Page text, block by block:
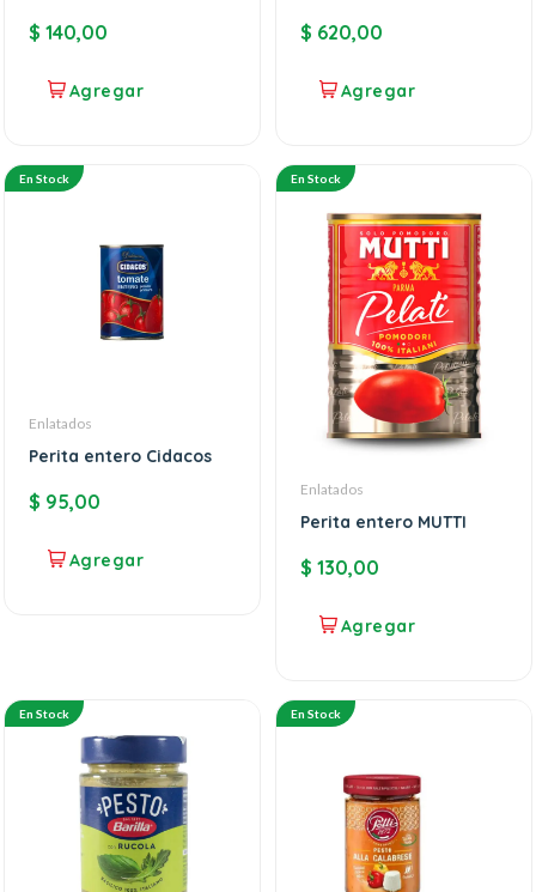
$ 140,00 $ 620,00
En Stock
Enlatados
Perita entero Cidacos
$ 95,00
En Stock
Enlatados
Perita entero MUTTI
$ 130,00
En Stock En Stock